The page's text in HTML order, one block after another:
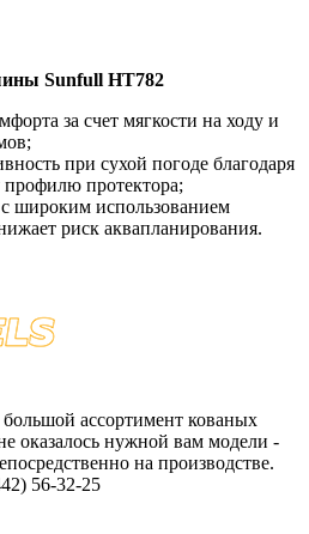
Sunfull HT782
за счет мягкости на ходу и
при сухой погоде благодаря
протектора;
широким использованием
риск аквапланирования.
ассортимент кованых
оказалось нужной вам модели -
на производстве.
56-32-25